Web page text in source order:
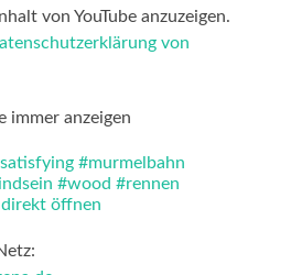
von YouTube anzuzeigen.
von
immer anzeigen
#murmelbahn
#wood #rennen
öffnen